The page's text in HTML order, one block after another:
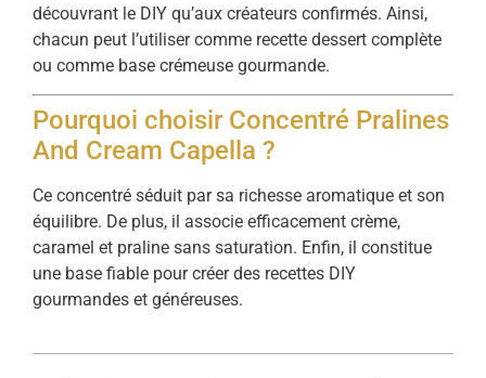
découvrant le DIY qu’aux créateurs confirmés. Ainsi,
chacun peut l’utiliser comme recette dessert complète
ou comme base crémeuse gourmande.
Pourquoi choisir Concentré Pralines
And Cream Capella ?
Ce concentré séduit par sa richesse aromatique et son
équilibre. De plus, il associe efficacement crème,
caramel et praline sans saturation. Enfin, il constitue
une base fiable pour créer des recettes DIY
gourmandes et généreuses.